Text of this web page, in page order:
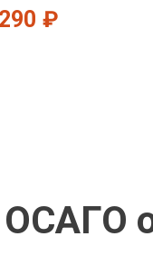
₽
ОСАГО